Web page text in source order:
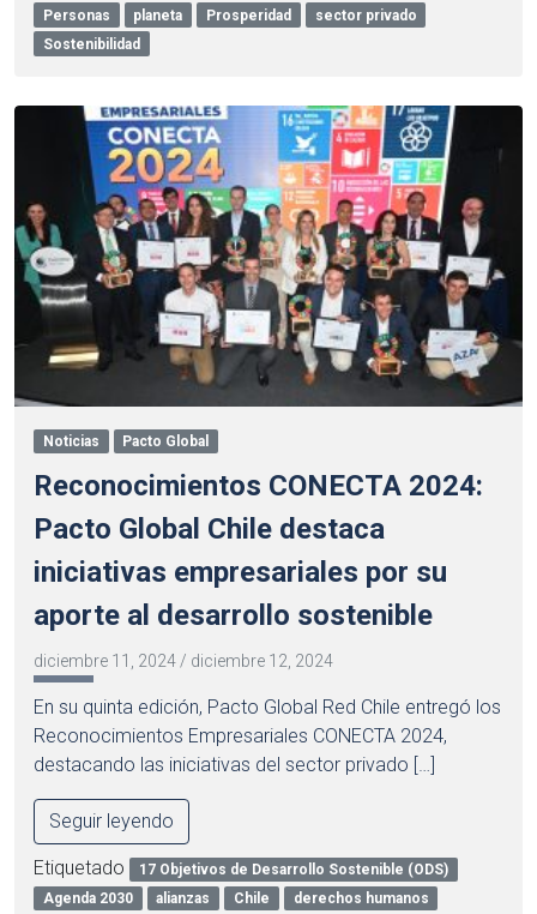
Personas
planeta Prosperidad
sector privado
Sostenibilidad
Noticias Pacto Global
Reconocimientos CONECTA 2024:
Pacto Global Chile destaca
iniciativas empresariales por su
aporte al desarrollo sostenible
diciembre 11, 2024/ diciembre 12, 2024
En su quinta edición, Pacto Global Red Chile entregó los
Reconocimientos Empresariales CONECTA 2024,
destacando las iniciativas del sector privado […]
Seguir leyendo
Etiquetado
17 Objetivos de Desarrollo Sostenible (ODS)
Agenda 2030
alianzas Chile
derechos humanos